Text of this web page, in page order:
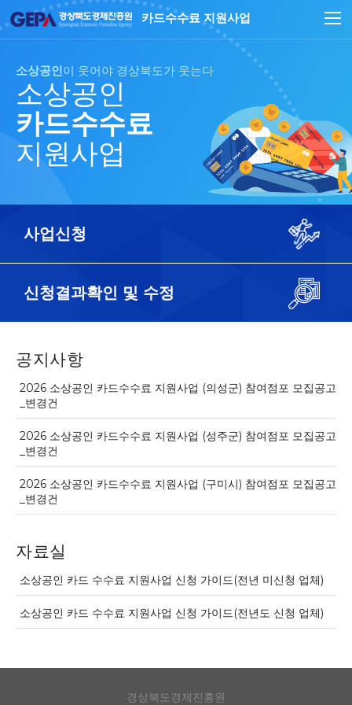
카드수수료 지원사업
소상공인이 웃어야 경상북도가 웃는다
소상공인
카드수수료
지원사업
사업신청
신청결과확인 및 수정
공지사항
2026 소상공인 카드수수료 지원사업 (의성군) 참여점포 모집공고
_변경건
2026 소상공인 카드수수료 지원사업 (성주군) 참여점포 모집공고
_변경건
2026 소상공인 카드수수료 지원사업 (구미시) 참여점포 모집공고
_변경건
자료실
소상공인 카드 수수료 지원사업 신청 가이드(전년 미신청 업체)
소상공인 카드 수수료 지원사업 신청 가이드(전년도 신청 업체)
경상북도경제진흥원